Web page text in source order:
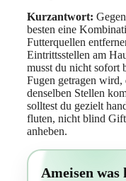
Kurzantwort:
besten eine
Futterquellen
Eintrittsstellen am
musst du nicht sofort
Fugen getragen
denselben Stellen
solltest du gezielt
fluten, nicht blind
anheben.
Ameisen